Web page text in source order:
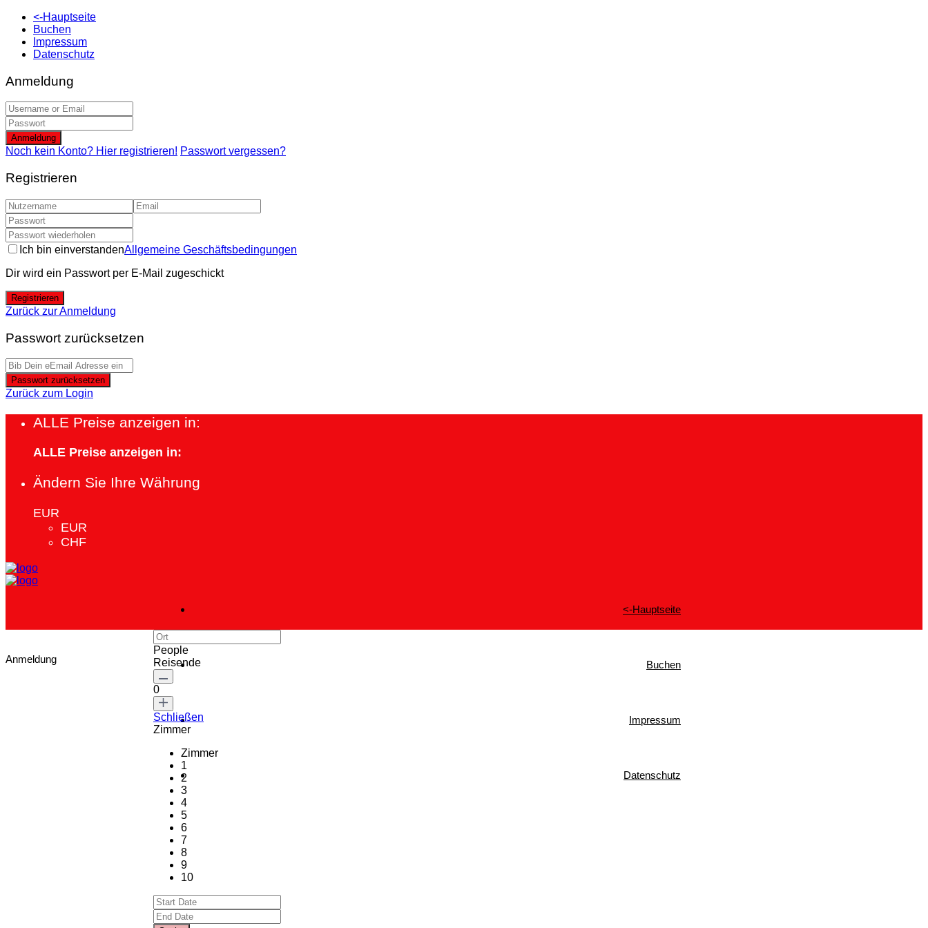
<-Hauptseite
Buchen
Impressum
Datenschutz
Anmeldung
Anmeldung
Noch kein Konto? Hier registrieren! Passwort vergessen?
Registrieren
Ich bin einverstandenAllgemeine Geschäftsbedingungen
Dir wird ein Passwort per E-Mail zugeschickt
Registrieren
Zurück zur Anmeldung
Passwort zurücksetzen
Passwort zurücksetzen
Zurück zum Login
ALLE Preise anzeigen in:
ALLE Preise anzeigen in:
Ändern Sie Ihre Währung
EUR
EUR
CHF
<-Hauptseite
Buchen
Impressum
Datenschutz
Anmeldung
People
Reisende
0
Schließen
Zimmer
Zimmer
1
2
3
4
5
6
7
8
9
10